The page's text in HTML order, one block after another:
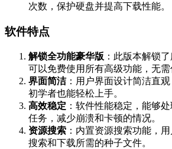
次数，保护硬盘并提高下载性能。
软件特点
解锁全功能豪华版 ：此版本解锁
可以免费使用所有高级功能，无需
界面简洁：用户界面设计简洁直
初学者也能轻松上手。
高效稳定 ：软件性能稳定，能够
任务，减少崩溃和卡顿的情况。
资源搜索 ：内置资源搜索功能，
搜索和下载所需的种子文件。